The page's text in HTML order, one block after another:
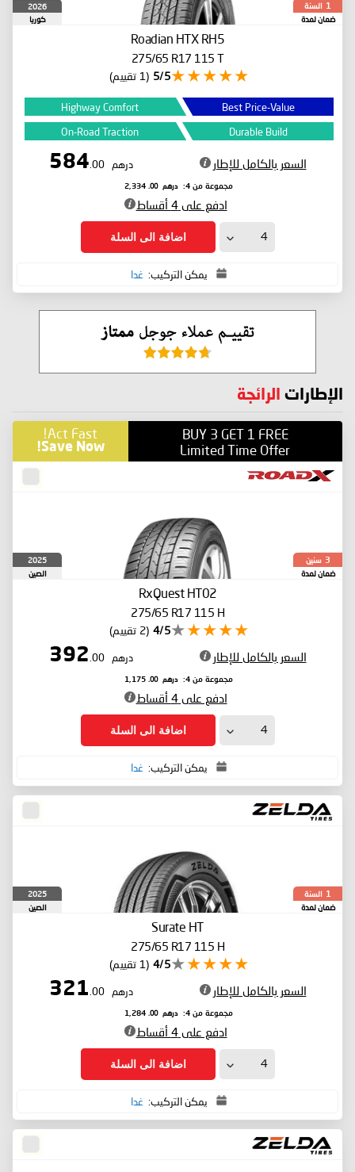
1 السنة
ضمان لمدة
2026
كوريا
Roadian HTX RH5
275/65 R17 115 T
5/5 (1 تقييم)
Best Price-Value
Highway Comfort
Durable Build
On-Road Traction
السعر بالكامل للإطار درهم 584
.00
مجموعة من 4: درهم 2,334
.00
ادفع على 4 أقساط
اضافة الى السلة
يمكن التركيب: غدا
الإطارات الرائجة
BUY 3 GET 1 FREE
Limited Time Offer
Act Fast!
Save Now!
3 سنين
ضمان لمدة
2025
الصين
RxQuest HT02
275/65 R17 115 H
4/5 (2 تقييم)
السعر بالكامل للإطار درهم 392
.00
مجموعة من 4: درهم 1,175
.00
ادفع على 4 أقساط
اضافة الى السلة
يمكن التركيب: غدا
1 السنة
ضمان لمدة
2025
الصين
Surate HT
275/65 R17 115 H
4/5 (1 تقييم)
السعر بالكامل للإطار درهم 321
.00
مجموعة من 4: درهم 1,284
.00
ادفع على 4 أقساط
اضافة الى السلة
يمكن التركيب: غدا